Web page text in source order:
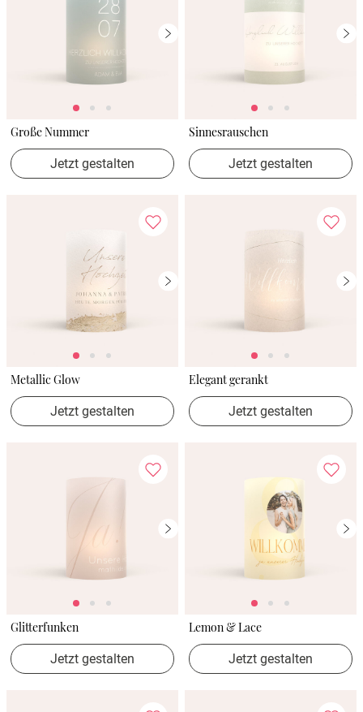
Große Nummer
Jetzt gestalten
Sinnesrauschen
Jetzt gestalten
Metallic Glow
Jetzt gestalten
Elegant gerankt
Jetzt gestalten
Glitterfunken
Jetzt gestalten
Lemon & Lace
Jetzt gestalten